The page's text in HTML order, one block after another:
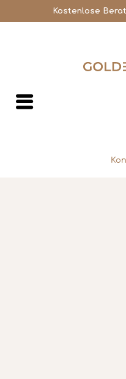
Kostenlose